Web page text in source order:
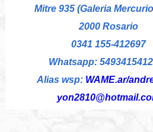
Mitre 935 (Galeria
2000 Rosario
0341 155-412697
Whatsapp:
Alias wsp: WAME.ar/